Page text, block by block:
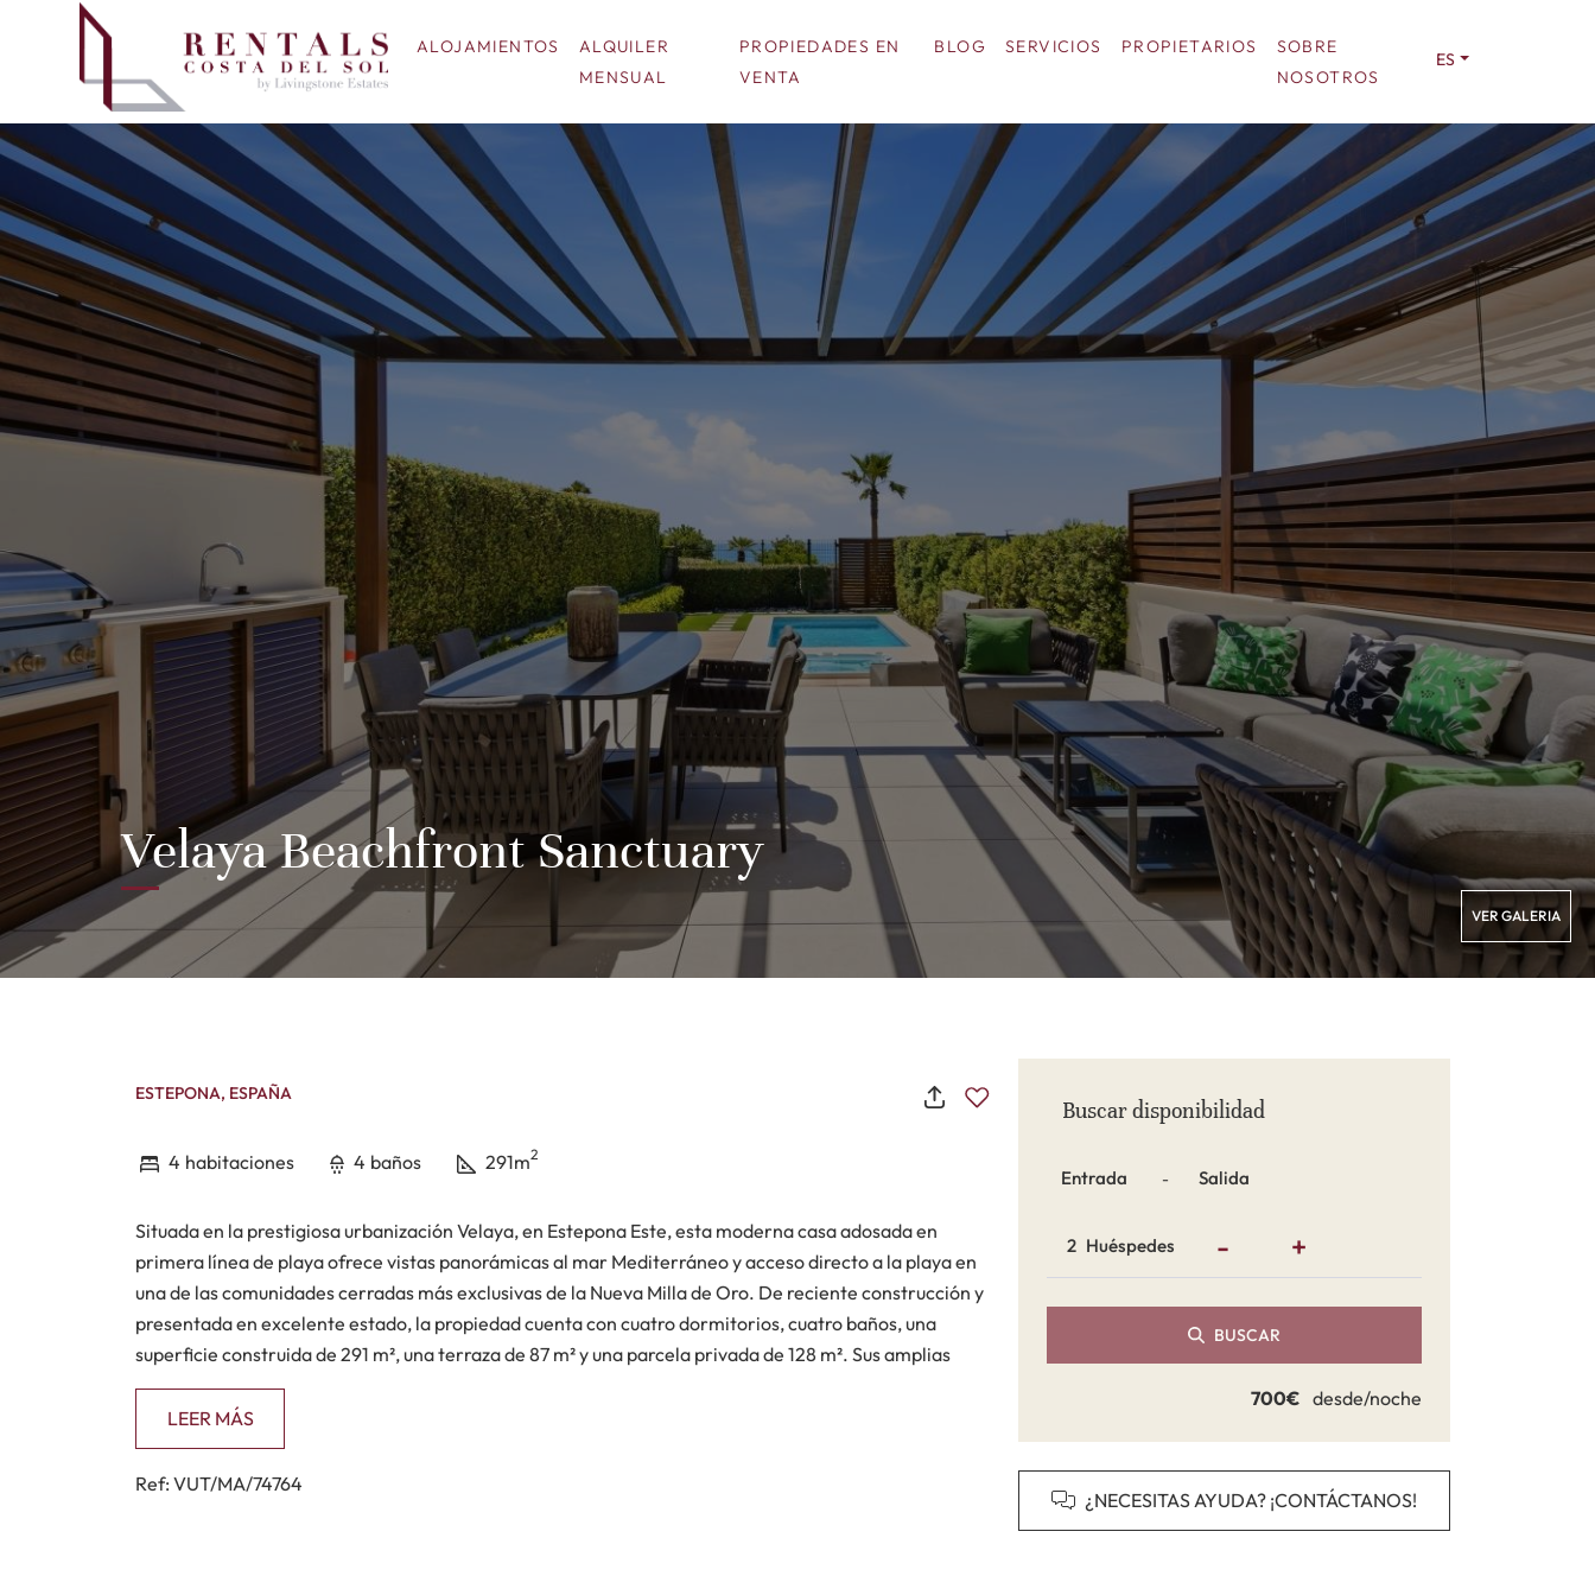
ALOJAMIENTOS
ALQUILER
MENSUAL
PROPIEDADES EN
VENTA
BLOG SERVICIOS PROPIETARIOS
SOBRE
NOSOTROS
ES
Velaya Beachfront Sanctuary
VER GALERIA
ESTEPONA, ESPAÑA
4 habitaciones 4 baños 291m2
Situada en la prestigiosa urbanización Velaya, en Estepona Este, esta moderna casa adosada en
primera línea de playa ofrece vistas panorámicas al mar Mediterráneo y acceso directo a la playa en
una de las comunidades cerradas más exclusivas de la Nueva Milla de Oro. De reciente construcción y
presentada en excelente estado, la propiedad cuenta con cuatro dormitorios, cuatro baños, una
superficie construida de 291 m², una terraza de 87 m² y una parcela privada de 128 m². Sus amplias
terrazas, puertas correderas de suelo a techo e interiores llenos de luz crean una conexión perfecta
entre los espacios interiores y exteriores, mientras que su posición elevada frente al mar refuerza la
sensación de privacidad y tranquilidad.
La distribución interior ha sido diseñada para un estilo de vida costero contemporáneo, combinando
LEER MÁS
Ref: VUT/MA/74764
Buscar disponibilidad
Fechas -
Huéspedes - +
BUSCAR
700€ desde/noche
¿NECESITAS AYUDA? ¡CONTÁCTANOS!